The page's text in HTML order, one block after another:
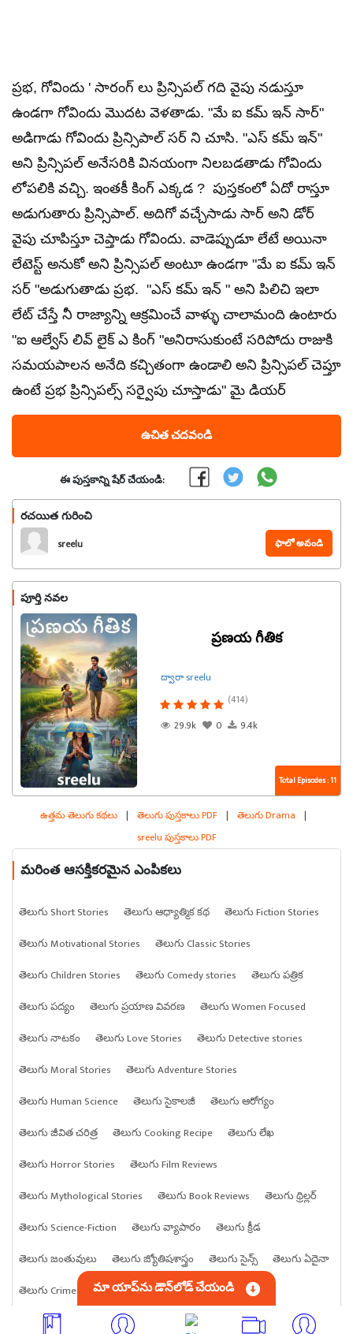
ప్రభ, గోవిందు ' సారంగ్ లు ప్రిన్సిపల్ గది వైపు నడుస్తూ
ఉండగా గోవిందు మొదట వెళతాడు. "మే ఐ కమ్ ఇన్ సార్"
అడిగాడు గోవిందు ప్రిన్సిపాల్ సర్ ని చూసి. "ఎస్ కమ్ ఇన్"
అని ప్రిన్సిపల్ అనేసరికి వినయంగా నిలబడతాడు గోవిందు
లోపలికి వచ్చి. ఇంతకీ కింగ్ ఎక్కడ ? పుస్తకంలో ఏదో రాస్తూ
అడుగుతారు ప్రిన్సిపాల్. అదిగో వచ్చేసాడు సార్ అని డోర్
వైపు చూపిస్తూ చెప్తాడు గోవిందు. వాడెప్పుడూ లేటే అయినా
లేటెస్ట్ అనుకో అని ప్రిన్సిపల్ అంటూ ఉండగా "మే ఐ కమ్ ఇన్
సర్ "అడుగుతాడు ప్రభ. "ఎస్ కమ్ ఇన్ " అని పిలిచి ఇలా
లేట్ చేస్తే నీ రాజ్యాన్ని ఆక్రమించే వాళ్ళు చాలామంది ఉంటారు
"ఐ ఆల్వేస్ లివ్ లైక్ ఎ కింగ్ "అనిరాసుకుంటే సరిపోదు రాజుకి
సమయపాలన అనేది కచ్చితంగా ఉండాలి అని ప్రిన్సిపల్ చెప్తూ
ఉంటే ప్రభ ప్రిన్సిపల్స్ సర్వైపు చూస్తాడు" మై డియర్
ఉచిత చదవండి
ఈ పుస్తకాన్ని షేర్ చేయండి:
రచయిత గురించి
sreelu ఫాలో అవండి
పూర్తి నవల
ప్రణయ గీతిక
ద్వారా sreelu
(414)
29.9k
0 9.4k
Total Episodes : 11
ఉత్తమ తెలుగు కథలు | తెలుగు పుస్తకాలు PDF | తెలుగు Drama |
sreelu పుస్తకాలు PDF
మరింత ఆసక్తికరమైన ఎంపికలు
తెలుగు Short Stories తెలుగు ఆధ్యాత్మిక కథ
తెలుగు Fiction Stories
తెలుగు Motivational Stories
తెలుగు Classic Stories
తెలుగు Children Stories
తెలుగు Comedy stories
తెలుగు పత్రిక
తెలుగు పద్యం
తెలుగు ప్రయాణ వివరణ
తెలుగు Women Focused
తెలుగు నాటకం
తెలుగు Love Stories
తెలుగు Detective stories
తెలుగు Moral Stories
తెలుగు Adventure Stories
తెలుగు Human Science
తెలుగు సైకాలజీ
తెలుగు ఆరోగ్యం
తెలుగు జీవిత చరిత్ర
తెలుగు Cooking Recipe
తెలుగు లేఖ
తెలుగు Horror Stories
తెలుగు Film Reviews
తెలుగు Mythological Stories
తెలుగు Book Reviews
తెలుగు థ్రిల్లర్
తెలుగు Science-Fiction
తెలుగు వ్యాపారం
తెలుగు క్రీడ
తెలుగు జంతువులు
తెలుగు జ్యోతిషశాస్త్రం తెలుగు సైన్స్
తెలుగు ఏదైనా
తెలుగు Crime storiesమా యాప్‌ను డౌన్‌లోడ్ చేయండి